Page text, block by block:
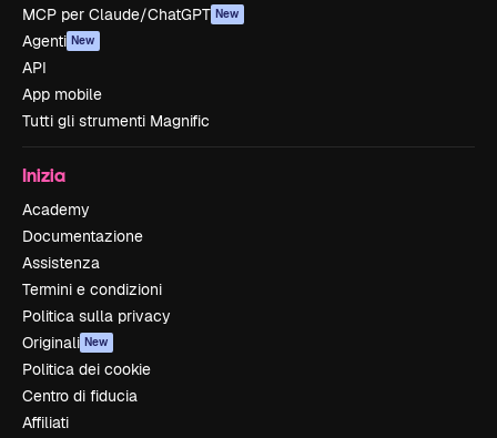
MCP per Claude/ChatGPT New
Agenti New
API
App mobile
Tutti gli strumenti Magnific
Inizia
Academy
Documentazione
Assistenza
Termini e condizioni
Politica sulla privacy
Originali New
Politica dei cookie
Centro di fiducia
Affiliati